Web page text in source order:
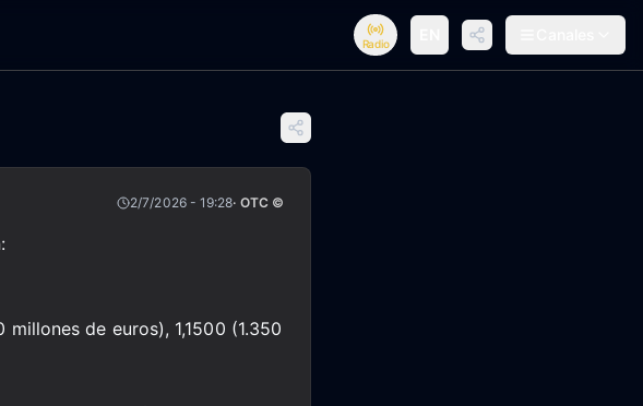
Radio
2/7/2026 - 19:28· OTC ©
millones de euros), 1,1500 (1.350